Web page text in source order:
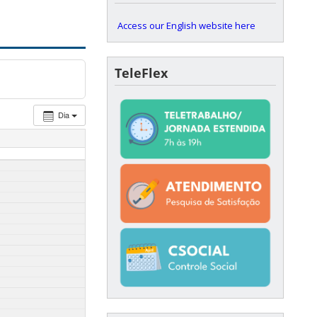
Dia
Access our English website here
TeleFlex